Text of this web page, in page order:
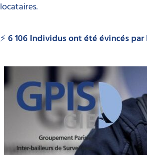
locataires.
⚡6 106 Individus ont été évincés par